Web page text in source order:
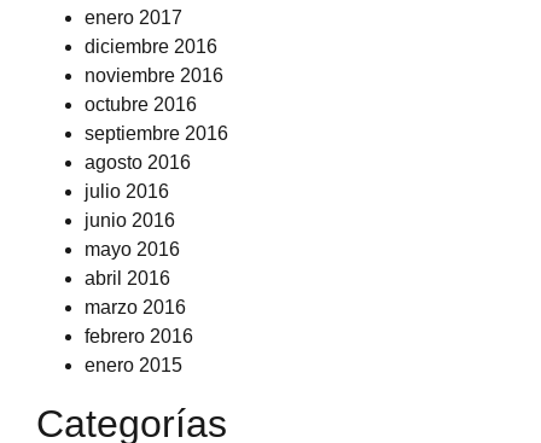
enero 2017
diciembre 2016
noviembre 2016
octubre 2016
septiembre 2016
agosto 2016
julio 2016
junio 2016
mayo 2016
abril 2016
marzo 2016
febrero 2016
enero 2015
Categorías